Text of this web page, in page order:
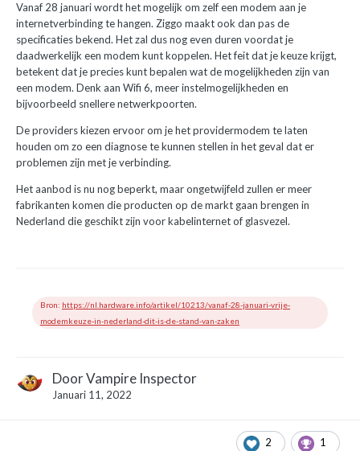
Vanaf 28 januari wordt het mogelijk om zelf een modem aan je
internetverbinding te hangen. Ziggo maakt ook dan pas de
specificaties bekend. Het zal dus nog even duren voordat je
daadwerkelijk een modem kunt koppelen. Het feit dat je keuze krijgt,
betekent dat je precies kunt bepalen wat de mogelijkheden zijn van
een modem. Denk aan Wifi 6, meer instelmogelijkheden en
bijvoorbeeld snellere netwerkpoorten.
De providers kiezen ervoor om je het providermodem te laten
houden om zo een diagnose te kunnen stellen in het geval dat er
problemen zijn met je verbinding.
Het aanbod is nu nog beperkt, maar ongetwijfeld zullen er meer
fabrikanten komen die producten op de markt gaan brengen in
Nederland die geschikt zijn voor kabelinternet of glasvezel.
Bron: https://nl.hardware.info/artikel/10213/vanaf-28-januari-vrije-
modemkeuze-in-nederland-dit-is-de-stand-van-zaken
DoorVampire Inspector
Januari 11, 2022
2 1